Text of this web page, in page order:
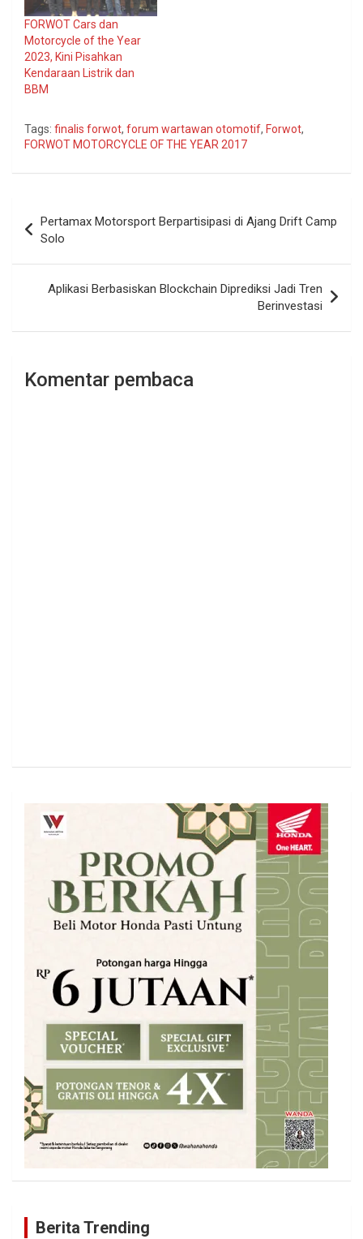
FORWOT Cars dan
Motorcycle of the Year
2023, Kini Pisahkan
Kendaraan Listrik dan
BBM
Tags: finalis forwot, forum wartawan otomotif, Forwot,
FORWOT MOTORCYCLE OF THE YEAR 2017
pos
Pertamax Motorsport Berpartisipasi di Ajang Drift Camp
Solo
Aplikasi Berbasiskan Blockchain Diprediksi Jadi Tren
Berinvestasi
Komentar pembaca
Berita Trending